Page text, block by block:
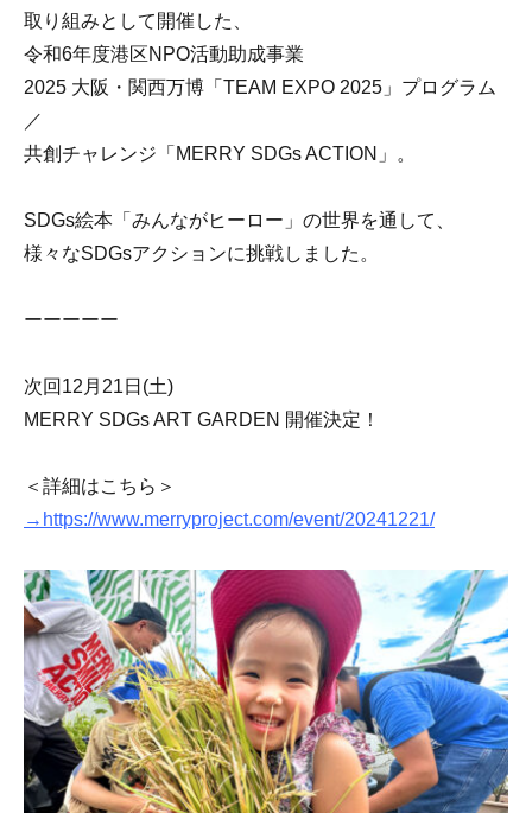
取り組みとして開催した、
令和6年度港区NPO活動助成事業
2025 大阪・関西万博「TEAM EXPO 2025」プログラム
／
共創チャレンジ「MERRY SDGs ACTION」。
SDGs絵本「みんながヒーロー」の世界を通して、
様々なSDGsアクションに挑戦しました。
ーーーーー
次回12月21日(土)
MERRY SDGs ART GARDEN 開催決定！
＜詳細はこちら＞
→https://www.merryproject.com/event/20241221/